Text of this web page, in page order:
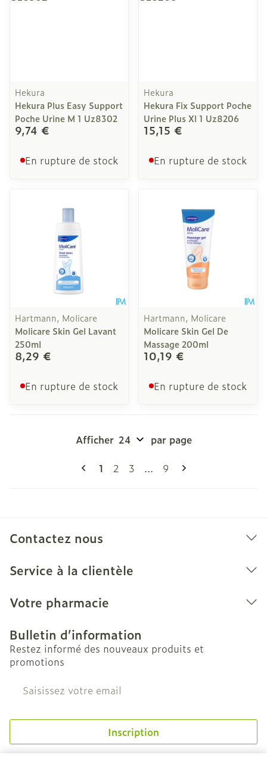
Hekura
Hekura Plus Easy Support
Poche Urine M 1 Uz8302
9,74 €
En rupture de stock
Hekura
Hekura Fix Support Poche
Urine Plus Xl 1 Uz8206
15,15 €
En rupture de stock
Hartmann, Molicare
Molicare Skin Gel Lavant
250ml
8,29 €
En rupture de stock
Hartmann, Molicare
Molicare Skin Gel De
Massage 200ml
10,19 €
En rupture de stock
Pages
Vous lisez actuellement la page
1 Page
2 Page
3 ... Page
9
Afficher par page
Contactez nous
Service à la clientèle
Votre pharmacie
Bulletin d’information
Restez informé des nouveaux produits et
promotions
Adresse mail
Inscription
En cliquant sur s'abonner, vous vous abonnez à notre